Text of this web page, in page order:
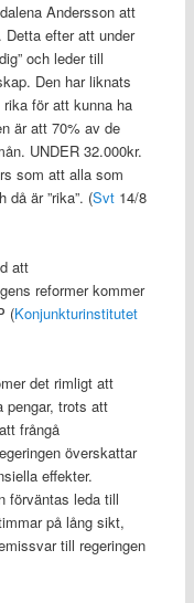
Andersson att
Detta efter att under
och leder till
Den har liknats
för att kunna ha
är att 70% av de
UNDER 32.000kr.
som att alla som
då är ”rika”. (Svt14/8
att
reformer kommer
(Konjunkturinstitutet
det rimligt att
pengar, trots att
frångå
överskattar
effekter.
förväntas leda till
på lång sikt,
till regeringen